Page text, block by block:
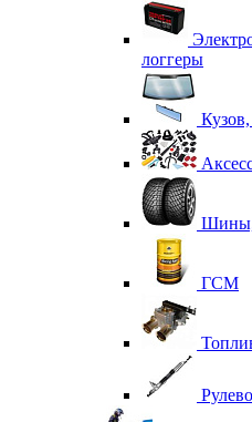
логгеры
Кузов,
Шины,
ГСМ